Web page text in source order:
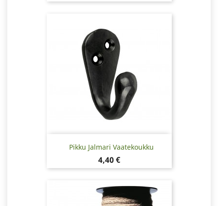
Pikku Jalmari Vaatekoukku
Hinta
4,40 €